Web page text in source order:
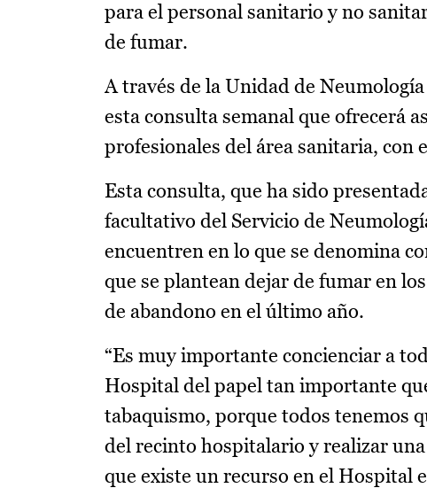
para el personal sanitario y no
de fumar.
A través de la Unidad de
esta consulta semanal que ofrecerá
profesionales del área sanitaria, con
Esta consulta, que ha sido
facultativo del Servicio de
encuentren en lo que se denomina
que se plantean dejar de fumar en
de abandono en el último año.
“Es muy importante concienciar a
Hospital del papel tan importante
tabaquismo, porque todos tenemos
del recinto hospitalario y realizar
que existe un recurso en el Hospital